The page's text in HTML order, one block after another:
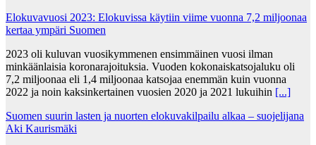
Elokuvavuosi 2023: Elokuvissa käytiin viime vuonna 7,2 miljoonaa
kertaa ympäri Suomen
2023 oli kuluvan vuosikymmenen ensimmäinen vuosi ilman
minkäänlaisia koronarajoituksia. Vuoden kokonaiskatsojaluku oli
7,2 miljoonaa eli 1,4 miljoonaa katsojaa enemmän kuin vuonna
2022 ja noin kaksinkertainen vuosien 2020 ja 2021 lukuihin [...]
Suomen suurin lasten ja nuorten elokuvakilpailu alkaa – suojelijana
Aki Kaurismäki